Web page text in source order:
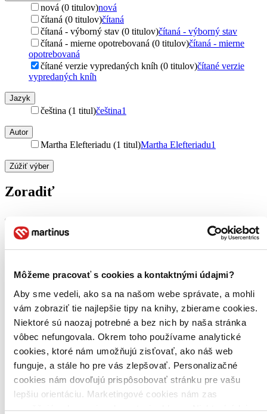
Môžeme pracovať s cookies a kontaktnými údajmi?
Aby sme vedeli, ako sa na našom webe správate, a mohli
vám zobraziť tie najlepšie tipy na knihy, zbierame cookies.
Niektoré sú naozaj potrebné a bez nich by naša stránka
vôbec nefungovala. Okrem toho používame analytické
cookies, ktoré nám umožňujú zisťovať, ako náš web
funguje, a stále ho pre vás zlepšovať. Personalizačné
cookies nám dovoľujú prispôsobovať stránku pre vašu
lepšiu orientáciu. Marketingové cookies nám zas
umožňujú zobrazenie relevantnej reklamy. Niektoré údaje
nová (0 titulov)nová
čítaná (0 titulov)čítaná
čítaná - výborný stav (0 titulov)čítaná - výborný stav
čítaná - mierne opotrebovaná (0 titulov)čítaná - mierne
opotrebovaná
čítané verzie vypredaných kníh (0 titulov)čítané verzie
vypredaných kníh
Jazyk
čeština (1 titul)čeština1
Autor
Martha Elefteriadu (1 titul)Martha Elefteriadu1
Zúžiť výber
Zoradiť
Bestsellery
Novinky
Najdrahšie
Najlacnejšie
Najvyššia zľava
Použité filtre
Zrušiť filtre
Na tému grécke potravinyčítané verzie vypredaných kníh